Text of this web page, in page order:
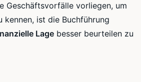
Geschäftsvorfälle vorliegen, um
kennen, ist die Buchführung
Lage besser beurteilen zu